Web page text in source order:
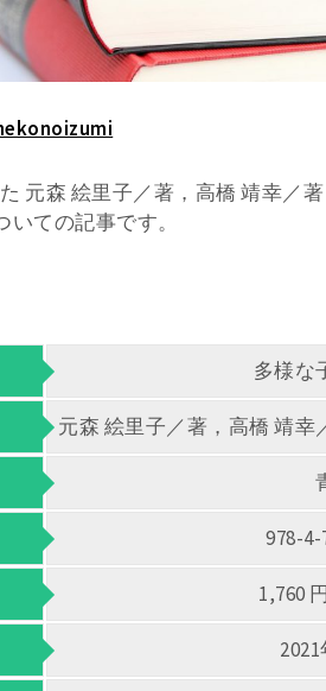
元森 絵里子／著，高橋 靖幸／
ての記事です。
多様な
元森 絵里子／著，高橋 靖幸
978-4-
1,760